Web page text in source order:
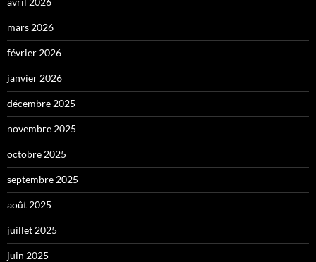
mars 2026
février 2026
janvier 2026
décembre 2025
novembre 2025
octobre 2025
septembre 2025
août 2025
juillet 2025
juin 2025